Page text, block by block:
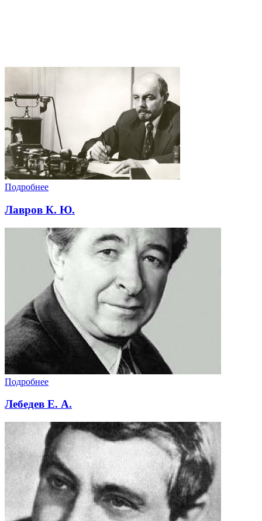
Подробнее
Лавров К. Ю.
Подробнее
Лебедев Е. А.